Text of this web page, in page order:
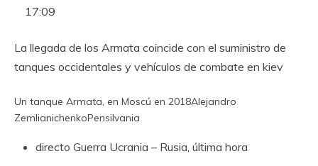
17:09
La llegada de los Armata coincide con el suministro de
tanques occidentales y vehículos de combate en kiev
Un tanque Armata, en Moscú en 2018Alejandro
ZemlianichenkoPensilvania
directo Guerra Ucrania – Rusia, última hora